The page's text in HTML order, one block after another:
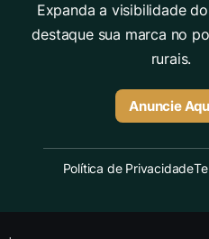
Expanda a visibilidade
destaque sua marca no
rurais.
Anuncie
Política de Privacidade